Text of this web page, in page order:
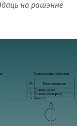
на рашэнне